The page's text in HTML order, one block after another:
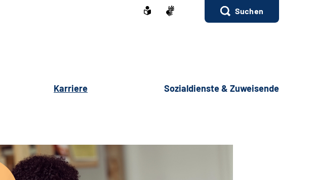
Suchen
Karriere Sozialdienste & Zuweisende